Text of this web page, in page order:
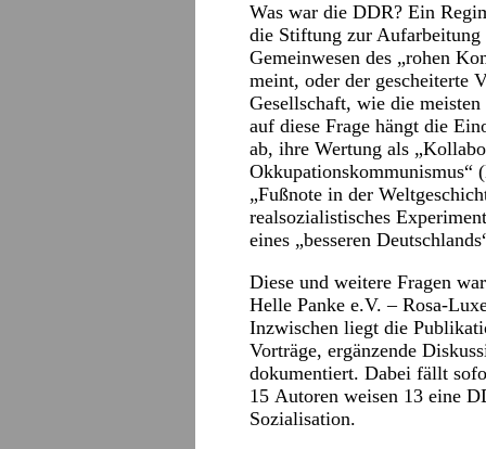
Was war die DDR? Ein
die Stiftung zur
Gemeinwesen des „rohen
meint, oder der gescheiterte
Gesellschaft, wie die
auf diese Frage hängt die
ab, ihre Wertung als
Okkupationskommunismus“
„Fußnote in der
realsozialistisches
eines „besseren
Diese und weitere Fragen
Helle Panke e.V. – Rosa-
Inzwischen liegt die
Vorträge, ergänzende
dokumentiert. Dabei fällt
15 Autoren weisen 13 eine
Sozialisation.